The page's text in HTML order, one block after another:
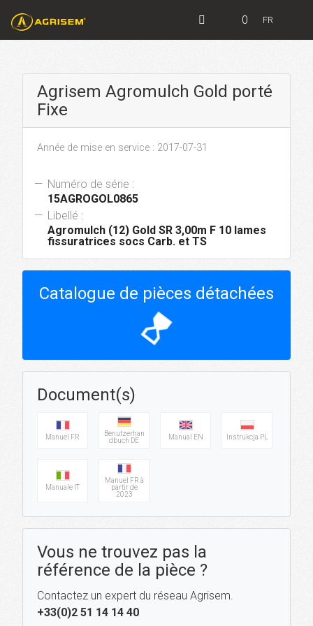
0 FR
Agrisem Agromulch Gold porté
Fixe
Année de mise en service : 2017-07-31
Numéro de série :
15AGROGOL0865
Libellé :
Agromulch (12) Gold SR 3,00m F 10 lames
fissuratrices socs Carb. et TS
Catalogue de pièces détachées
hourglass_top
Document(s)
Manuel FR
Benutzerhan
dbuch DE
Manual EN Instrukcja PL
Manuale IT
Manuel FR à
partir de
2023
Vous ne trouvez pas la
référence de la pièce ?
Contactez un expert du réseau Agrisem.
+33(0)2 51 14 14 40